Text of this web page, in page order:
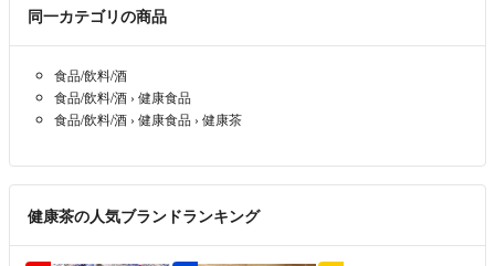
★商品発送時に、梱包の加減などによって発送方法を変更することがあ
りますのでご了承ください。
★配送方法は基本的に匿名配送のものです。
配送方法にこだわりのある方は、事前にお知らせ下さい。
★箱や梱包材は再利用しています。
があります。ご了承下さい。
同一カテゴリの商品
食品/飲料/酒
食品/飲料/酒 › 健康食品
食品/飲料/酒 › 健康食品 › 健康茶
健康茶の人気ブランドランキング